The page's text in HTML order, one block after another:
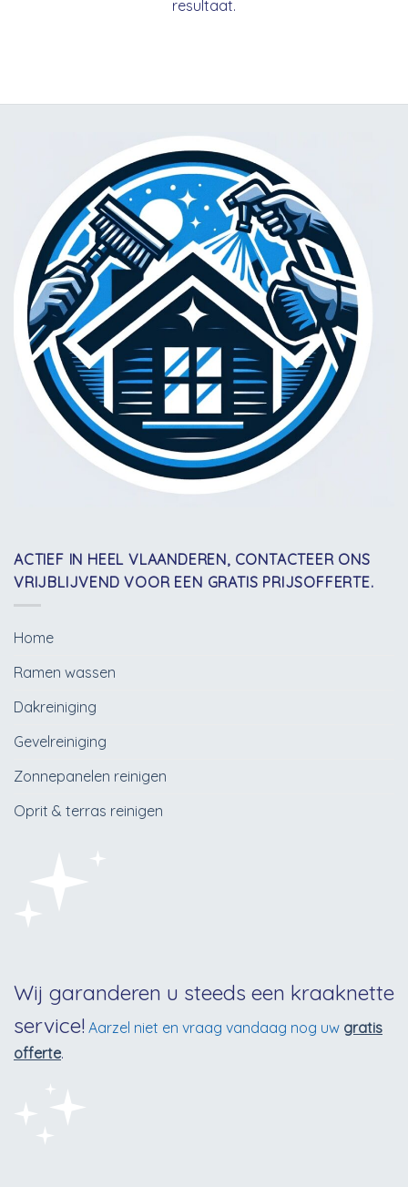
resultaat.
ACTIEF IN HEEL VLAANDEREN, CONTACTEER ONS
VRIJBLIJVEND VOOR EEN GRATIS PRIJSOFFERTE.
Home
Ramen wassen
Dakreiniging
Gevelreiniging
Zonnepanelen reinigen
Oprit & terras reinigen
Wij garanderen u steeds een kraaknette
service! Aarzel niet en vraag vandaag nog uw gratis
offerte.